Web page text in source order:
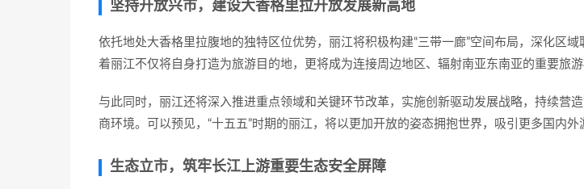
坚持开放兴市，建设大香格里拉开放发展新高地
依托地处大香格里拉腹地的独特区位优势，丽江将积极构建“三带一廊”空间布局，深化区
着丽江不仅将自身打造为旅游目的地，更将成为连接周边地区、辐射南亚东南亚的重要旅游
与此同时，丽江还将深入推进重点领域和关键环节改革，实施创新驱动发展战略，持续营
商环境。可以预见，“十五五”时期的丽江，将以更加开放的姿态拥抱世界，吸引更多国内外
生态立市，筑牢长江上游重要生态安全屏障